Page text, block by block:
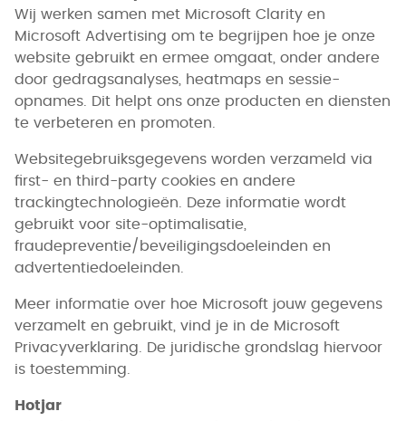
Wij werken samen met Microsoft Clarity en
Microsoft Advertising om te begrijpen hoe je onze
website gebruikt en ermee omgaat, onder andere
door gedragsanalyses, heatmaps en sessie-
opnames. Dit helpt ons onze producten en diensten
te verbeteren en promoten.
Websitegebruiksgegevens worden verzameld via
first- en third-party cookies en andere
trackingtechnologieën. Deze informatie wordt
gebruikt voor site-optimalisatie,
fraudepreventie/beveiligingsdoeleinden en
advertentiedoeleinden.
Meer informatie over hoe Microsoft jouw gegevens
verzamelt en gebruikt, vind je in de Microsoft
Privacyverklaring. De juridische grondslag hiervoor
is toestemming.
Hotjar